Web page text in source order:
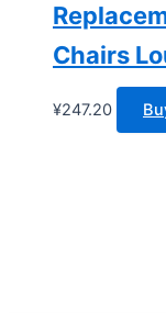
Chairs
¥247.20